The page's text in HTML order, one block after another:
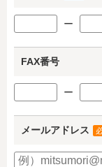
ー
FAX番号
ー
メールアドレス